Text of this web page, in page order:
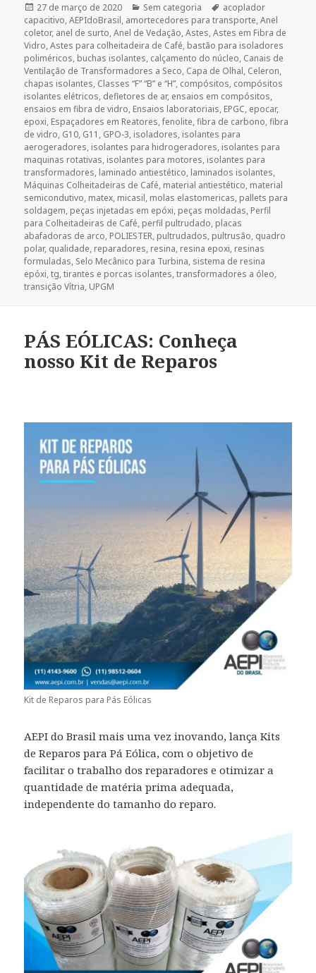
Publicado
em
27 de março de 2020 Categorias
Sem categoria Tags
acoplador
capacitivo,AEPIdoBrasil, amortecedores para transporte,Anel
coletor, anel de surto,Anel de Vedação,Astes,Astes em Fibra de
Vidro,Astes para colheitadeira de Café, bastão para isoladores
poliméricos, buchas isolantes, calçamento do núcleo, Canais de
Ventilação de Transformadores a Seco, Capa de Olhal, Celeron,
chapas isolantes, Classes “F” “B” e “H”, compósitos, compósitos
isolantes elétricos, defletores de ar, ensaios em compósitos,
ensaios em fibra de vidro, Ensaios laboratoriais, EPGC, epocar,
epoxi, Espaçadores em Reatores,fenolite,fibra de carbono,fibra
de vidro, G10, G11 , GPO-3, isoladores, isolantes para
aerogeradores, isolantes para hidrogeradores, isolantes para
maquinas rotativas, isolantes para motores, isolantes para
transformadores, laminado antiestético, laminados isolantes,
Máquinas Colheitadeiras de Café, material antiestético, material
semicondutivo, matex, micasil, molas elastomericas, pallets para
soldagem, peças injetadas em epóxi, peças moldadas, Perfil
para Colheitadeiras de Café, perfil pultrudado, placas
abafadoras de arco, POLIESTER, pultrudados, pultrusão, quadro
polar, qualidade, reparadores, resina, resina epoxi, resinas
formuladas, Selo Mecânico para Turbina, sistema de resina
epóxi,tg,tirantes e porcas isolantes,transformadores a óleo,
transição Vítria, UPGM
PÁS EÓLICAS: Conheça
nosso Kit de Reparos
Kit de Reparos para Pás Eólicas
AEPI do Brasil mais uma vez inovando, lança Kits
de Reparos para Pá Eólica, com o objetivo de
facilitar o trabalho dos reparadores e otimizar a
quantidade de matéria prima adequada,
independente do tamanho do reparo.